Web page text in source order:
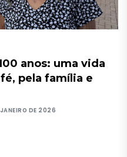
anos: uma vida
pela família e
JANEIRO DE 2026